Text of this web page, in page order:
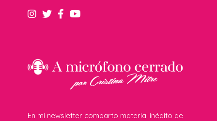
En mi newsletter comparto material inédito de